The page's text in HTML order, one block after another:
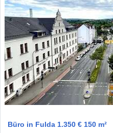
Büro in Fulda 1.350 € 150 m²